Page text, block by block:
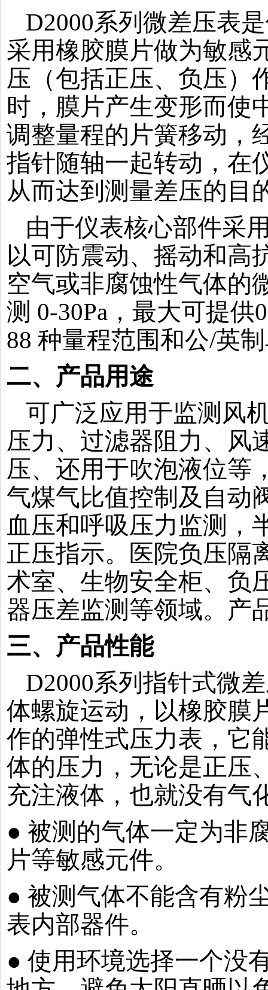
D2000系列微差压表
采用橡胶膜片做为敏感
压（包括正压、负压）
时，膜片产生变形而使
调整量程的片簧移动，
指针随轴一起转动，在
从而达到测量差压的目
由于仪表核心部件采
以可防震动、摇动和高
空气或非腐蚀性气体的
测 0-30Pa，最大可提
88 种量程范围和公/英
二、 产品用途
可广泛应用于监测风
压力、过滤器阻力、风
压、还用于吹泡液位等
气煤气比值控制及自动
血压和呼吸压力监测，
正压指示。医院负压隔
术室、生物安全柜、负
器压差监测等领域。产
三、产品性能
D2000系列指针式微
体螺旋运动，以橡胶膜
作的弹性式压力表，它
体的压力，无论是正压
充注液体，也就没有气
● 被测的气体一定为非
片等敏感元件。
● 被测气体不能含有粉
表内部器件。
● 使用环境选择一个没